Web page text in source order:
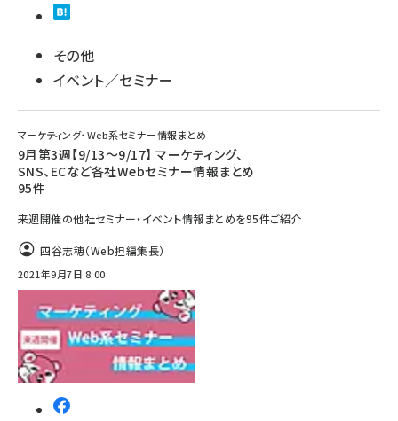
その他
イベント／セミナー
マーケティング・Web系セミナー情報まとめ
9月第3週【9/13～9/17】 マーケティング、
SNS、ECなど各社Webセミナー情報まとめ
95件
来週開催の他社セミナー・イベント情報まとめを95件ご紹介
四谷志穂（Web担編集長）
2021年9月7日 8:00